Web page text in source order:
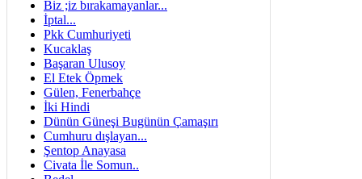
Biz ;iz bırakamayanlar...
İptal...
Pkk Cumhuriyeti
Kucaklaş
Başaran Ulusoy
El Etek Öpmek
Gülen, Fenerbahçe
İki Hindi
Dünün Güneşi Bugünün Çamaşırı
Cumhuru dışlayan...
Şentop Anayasa
Civata İle Somun..